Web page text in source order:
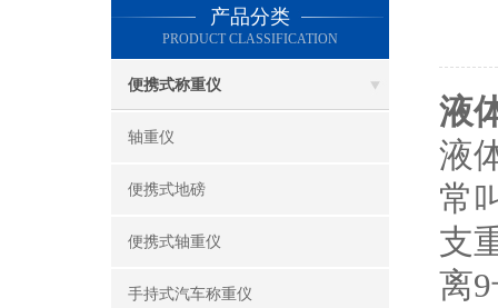
产品分类
PRODUCT CLASSIFICATION
便携式称重仪
轴重仪
便携式地磅
便携式轴重仪
手持式汽车称重仪
液
液
常
支
离